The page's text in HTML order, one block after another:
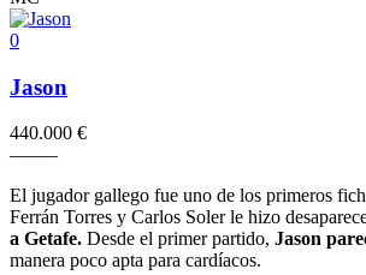
0
Jason
440.000 €
–––––
El jugador gallego fue uno de los primeros
Ferrán Torres y Carlos Soler le hizo
a Getafe. Desde el primer partido, Jason
manera poco apta para cardíacos.